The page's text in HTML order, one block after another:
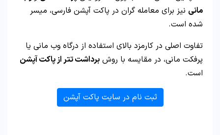
مانی نیز برای معامله گران در پاکت آپشن فارسی، میسر
شده است.
تفاوت اصلی در کارمزد بالای استفاده از درگاه وب مانی یا
پرفکت مانی، در مقایسه با روش برداشت تتر از پاکت آپشن
است.
ثبت نام در سایت پاکت آپشن